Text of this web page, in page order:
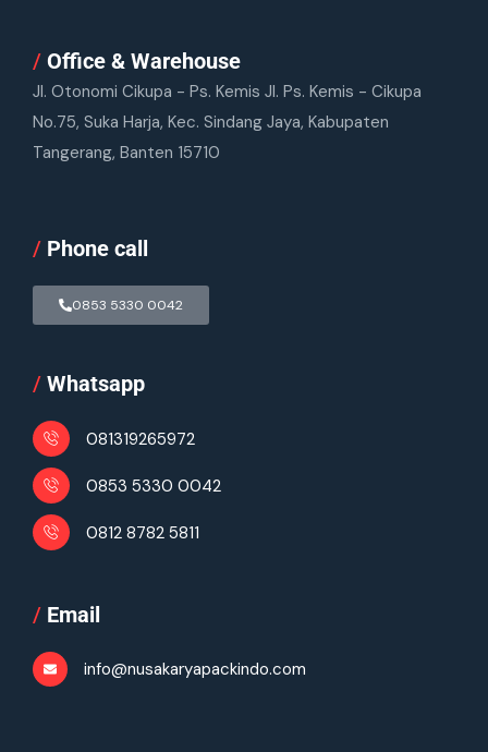
/ Office & Warehouse
Jl. Otonomi Cikupa - Ps. Kemis Jl. Ps. Kemis - Cikupa
No.75, Suka Harja, Kec. Sindang Jaya, Kabupaten
Tangerang, Banten 15710
/ Phone call
0853 5330 0042
/ Whatsapp
081319265972
0853 5330 0042
0812 8782 5811
/ Email
info@nusakaryapackindo.com